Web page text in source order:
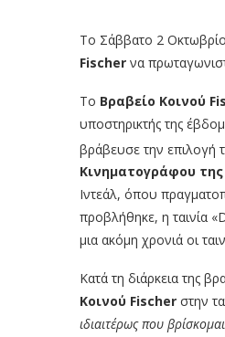
Το Σάββατο 2
Fischer να
Το Βραβείο Κοινού
υποστηρικτής της
βράβευσε την επιλογή
Κινηματογράφου
Ιντεάλ, όπου
προβλήθηκε, η ταινία
μια ακόμη χρονιά οι
Κατά τη διάρκεια της
Κοινού Fischer στην
ιδιαιτέρως που